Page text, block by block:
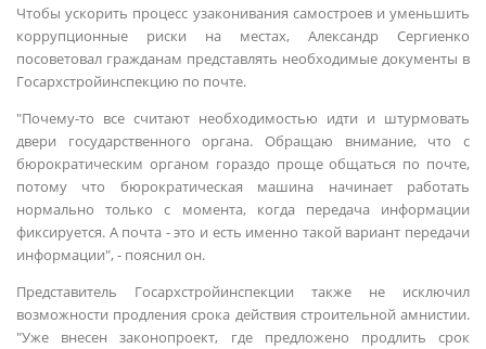
Чтобы ускорить процесс узаконивания самостроев и уменьшить
коррупционные риски на местах, Александр Сергиенко
посоветовал гражданам представлять необходимые документы в
Госархстройинспекцию по почте.
"Почему-то все считают необходимостью идти и штурмовать
двери государственного органа. Обращаю внимание, что с
бюрократическим органом гораздо проще общаться по почте,
потому что бюрократическая машина начинает работать
нормально только с момента, когда передача информации
фиксируется. А почта - это и есть именно такой вариант передачи
информации", - пояснил он.
Представитель Госархстройинспекции также не исключил
возможности продления срока действия строительной амнистии.
"Уже внесен законопроект, где предложено продлить срок